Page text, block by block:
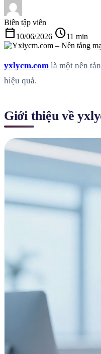
Biên tập viên
calendar_today 10/06/2026 schedule11 min
yxlycm.com là một nền
hiệu quả.
Giới thiệu về